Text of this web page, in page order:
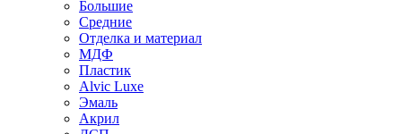
Большие
Средние
Отделка и материал
МДФ
Пластик
Alvic Luxe
Эмаль
Акрил